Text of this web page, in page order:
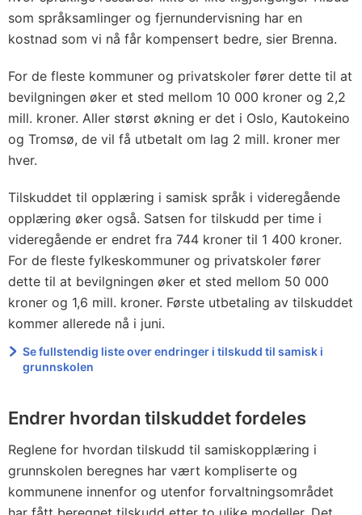
som språksamlinger og fjernundervisning har en
kostnad som vi nå får kompensert bedre, sier Brenna.
For de fleste kommuner og privatskoler fører dette til at
bevilgningen øker et sted mellom 10 000 kroner og 2,2
mill. kroner. Aller størst økning er det i Oslo, Kautokeino
og Tromsø, de vil få utbetalt om lag 2 mill. kroner mer
hver.
Tilskuddet til opplæring i samisk språk i videregående
opplæring øker også. Satsen for tilskudd per time i
videregående er endret fra 744 kroner til 1 400 kroner.
For de fleste fylkeskommuner og privatskoler fører
dette til at bevilgningen øker et sted mellom 50 000
kroner og 1,6 mill. kroner. Første utbetaling av tilskuddet
kommer allerede nå i juni.
Se fullstendig liste over endringer i tilskudd til samisk i
grunnskolen
Endrer hvordan tilskuddet fordeles
Reglene for hvordan tilskudd til samiskopplæring i
grunnskolen beregnes har vært kompliserte og
kommunene innenfor og utenfor forvaltningsområdet